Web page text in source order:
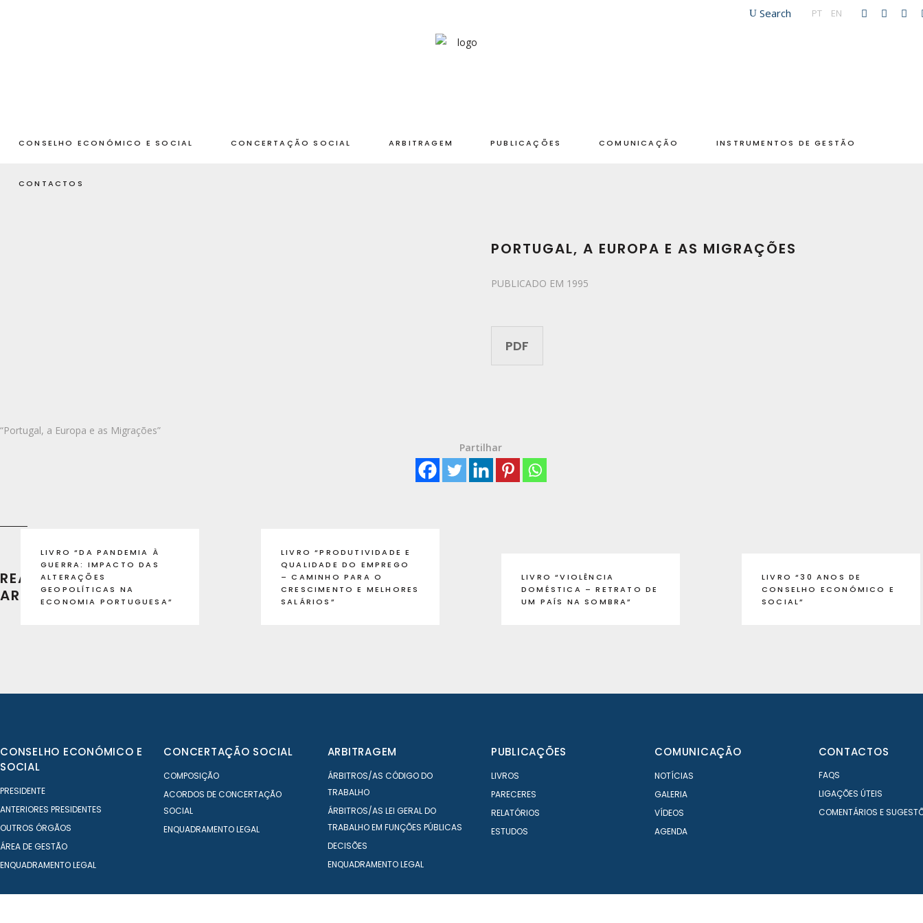
Search PT EN
CONSELHO ECONÓMICO E SOCIAL CONCERTAÇÃO SOCIAL ARBITRAGEM PUBLICAÇÕES COMUNICAÇÃO INSTRUMENTOS DE GESTÃO
CONTACTOS
PORTUGAL, A EUROPA E AS MIGRAÇÕES
PUBLICADO EM 1995
PDF
“Portugal, a Europa e as Migrações”
Partilhar
READ RECENT
ARTICLES
LIVRO “DA PANDEMIA À
GUERRA: IMPACTO DAS
ALTERAÇÕES
GEOPOLÍTICAS NA
ECONOMIA PORTUGUESA”
LIVRO “PRODUTIVIDADE E
QUALIDADE DO EMPREGO
– CAMINHO PARA O
CRESCIMENTO E MELHORES
SALÁRIOS”
LIVRO “VIOLÊNCIA
DOMÉSTICA – RETRATO DE
UM PAÍS NA SOMBRA”
LIVRO “30 ANOS DE
CONSELHO ECONÓMICO E
SOCIAL”
CONSELHO ECONÓMICO E
SOCIAL
PRESIDENTE
ANTERIORES PRESIDENTES
OUTROS ÓRGÃOS
ÁREA DE GESTÃO
ENQUADRAMENTO LEGAL
CONCERTAÇÃO SOCIAL
COMPOSIÇÃO
ACORDOS DE CONCERTAÇÃO
SOCIAL
ENQUADRAMENTO LEGAL
ARBITRAGEM
ÁRBITROS/AS CÓDIGO DO
TRABALHO
ÁRBITROS/AS LEI GERAL DO
TRABALHO EM FUNÇÕES PÚBLICAS
DECISÕES
ENQUADRAMENTO LEGAL
PUBLICAÇÕES
LIVROS
PARECERES
RELATÓRIOS
ESTUDOS
COMUNICAÇÃO
NOTÍCIAS
GALERIA
VÍDEOS
AGENDA
CONTACTOS
FAQS
LIGAÇÕES ÚTEIS
COMENTÁRIOS E